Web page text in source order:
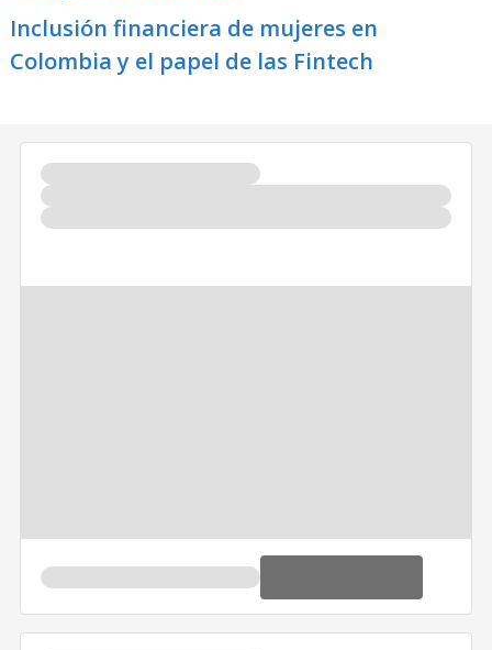
Inclusión financiera de mujeres en
Colombia y el papel de las Fintech